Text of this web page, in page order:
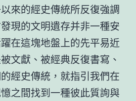
來的經史傳統所反復強調
現的文明遺存并非一種安
在這塊地盤上的先平易近
文獻、被經典反復書寫、
經史傳統，就指引我們在
之間找到一種彼此質詢與